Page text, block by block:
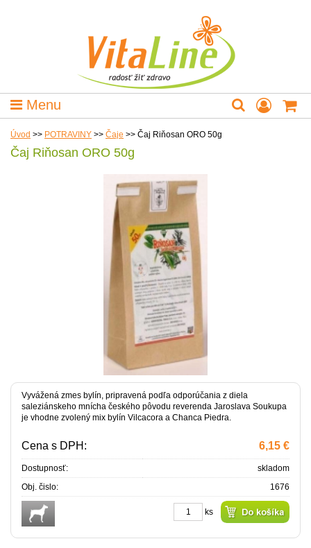
Menu
Úvod >> POTRAVINY >> Čaje >> Čaj Riňosan ORO 50g
Čaj Riňosan ORO 50g
Vyvážená zmes bylín, pripravená podľa odporúčania z diela
saleziánskeho mnícha českého pôvodu reverenda Jaroslava Soukupa
je vhodne zvolený mix bylín Vilcacora a Chanca Piedra.
Cena s DPH: 6,15 €
Dostupnosť:
skladom
Obj. čislo:
1676
ks